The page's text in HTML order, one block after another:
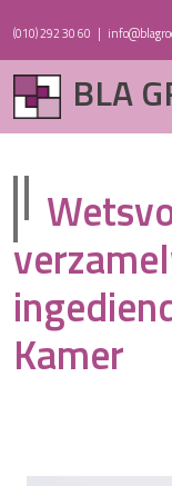
(010) 292 30 60 |
BLA
Kamer